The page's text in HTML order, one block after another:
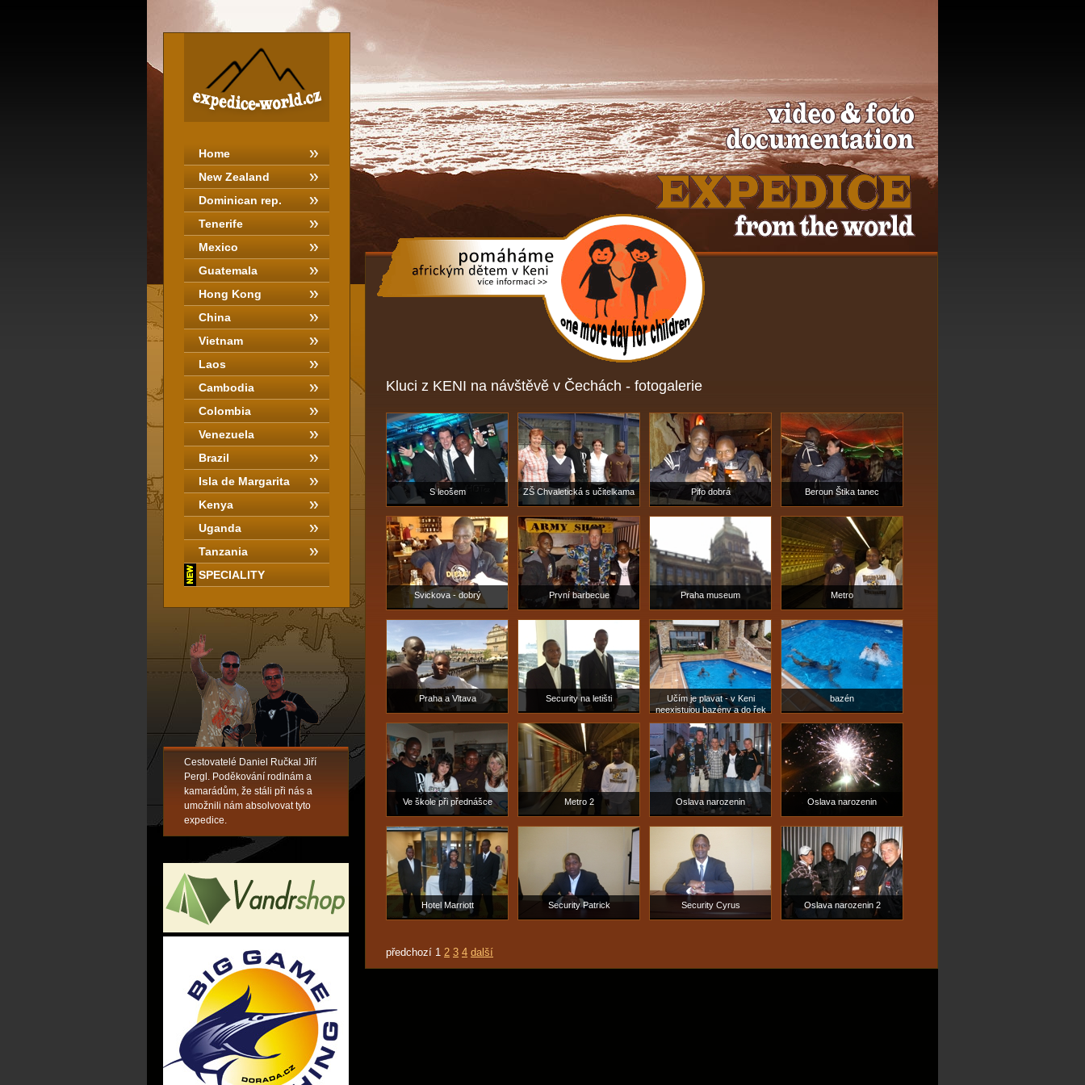
Kluci z KENI na návštěvě v Čechách - fotogalerie
S leošem ZŠ Chvaletická s učitelkama Pifo dobrá Beroun Štika tanec
Svickova - dobrý První barbecue Praha museum Metro
Praha a Vltava Security na letišti
Učím je plavat - v Keni
neexistujou bazény a do řek
mezi krokodýli je vcelku
nebezpečné
bazén
Ve škole při přednášce Metro 2 Oslava narozenin Oslava narozenin
Hotel Marriott Security Patrick Security Cyrus Oslava narozenin 2
předchozí 1 2 3 4 další
Home
New Zealand
Dominican rep.
Tenerife
Mexico
Guatemala
Hong Kong
China
Vietnam
Laos
Cambodia
Colombia
Venezuela
Brazil
Isla de Margarita
Kenya
Uganda
Tanzania
SPECIALITY
Cestovatelé Daniel Ručkal Jiří
Pergl. Poděkování rodinám a
kamarádům, že stáli při nás a
umožnili nám absolvovat tyto
expedice.